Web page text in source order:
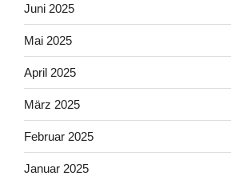
Juni 2025
Mai 2025
April 2025
März 2025
Februar 2025
Januar 2025